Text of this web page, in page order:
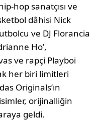
hop sanatçısı ve
dâhisi Nick
ve DJ Florancia
Ho’,
ve rapçi Playboi
her biri limitleri
Originals’ın
orijinalliğin
geldi.